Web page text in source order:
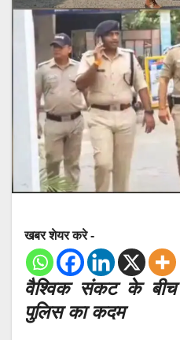
खबर शेयर करे -
वैश्विक संकट के बीच
पुलिस का कदम